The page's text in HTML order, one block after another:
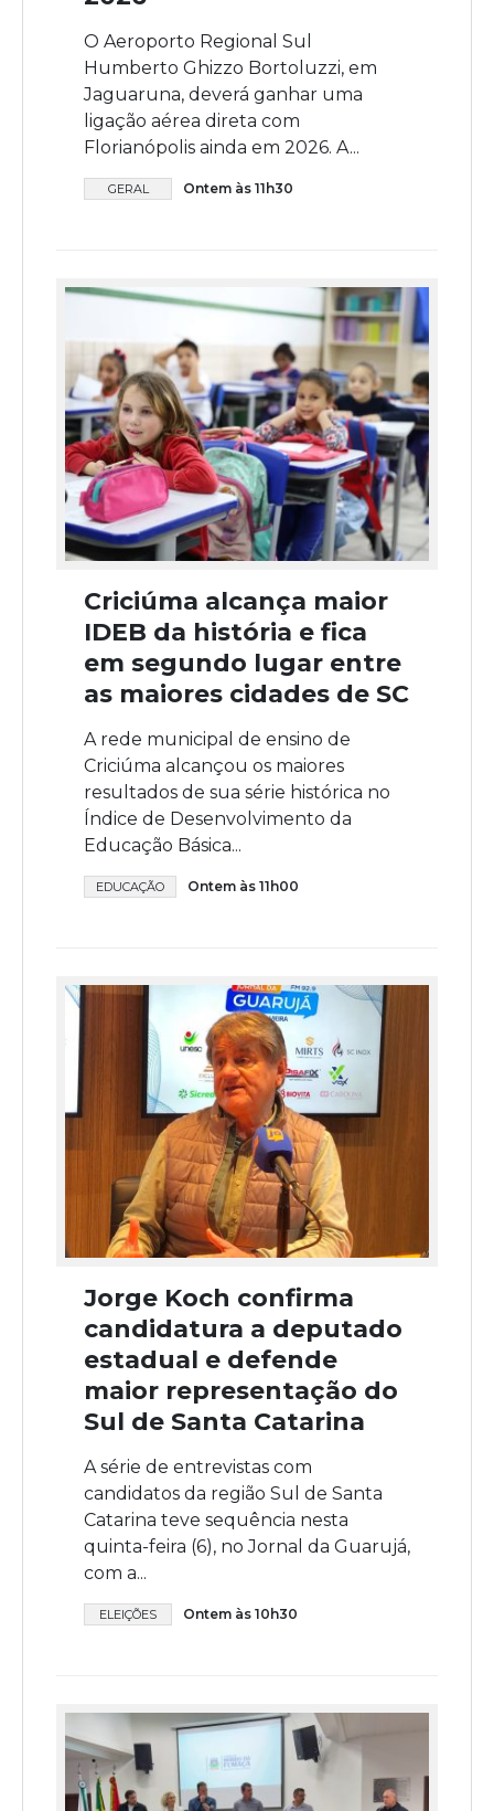
O Aeroporto Regional Sul
Humberto Ghizzo Bortoluzzi, em
Jaguaruna, deverá ganhar uma
ligação aérea direta com
Florianópolis ainda em 2026. A...
GERAL Ontem às 11h30
Criciúma alcança maior
IDEB da história e fica
em segundo lugar entre
as maiores cidades de SC
A rede municipal de ensino de
Criciúma alcançou os maiores
resultados de sua série histórica no
Índice de Desenvolvimento da
Educação Básica...
EDUCAÇÃO Ontem às 11h00
Jorge Koch confirma
candidatura a deputado
estadual e defende
maior representação do
Sul de Santa Catarina
A série de entrevistas com
candidatos da região Sul de Santa
Catarina teve sequência nesta
quinta-feira (6), no Jornal da Guarujá,
com a...
ELEIÇÕES Ontem às 10h30